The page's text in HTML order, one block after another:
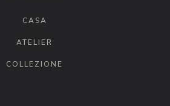
CASA
ATELIER
COLLEZIONE